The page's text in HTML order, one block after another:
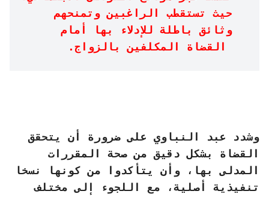
حيث تستقطب الراغبين وتمنحهم
وثائق باطلة للإدلاء بها أمام
القضاة المكلفين بالزواج.
وشدد عبد النباوي على ضرورة أن يتحقق
القضاة بشكل دقيق من صحة المقررات
المدلى بها، وأن يتأكدوا من كونها نسخا
تنفيذية أصلية، مع اللجوء إلى مختلف